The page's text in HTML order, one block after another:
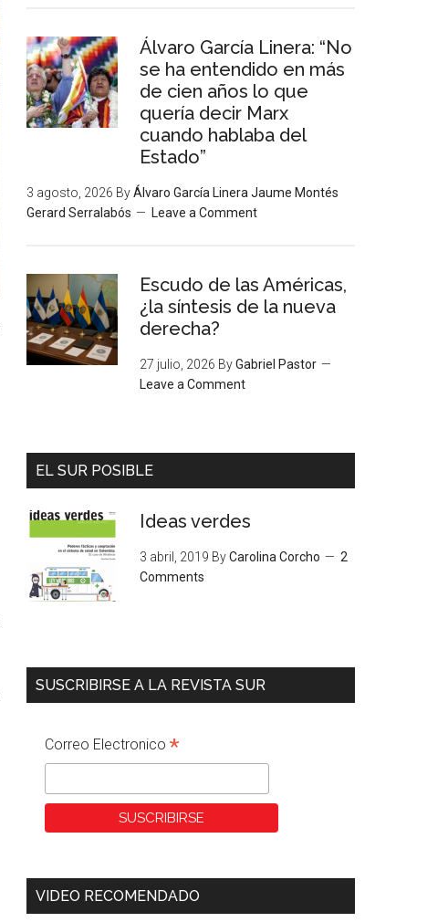
Álvaro García Linera: “No
se ha entendido en más
de cien años lo que
quería decir Marx
cuando hablaba del
Estado”
3 agosto, 2026 ByÁlvaro García Linera Jaume Montés
Gerard Serralabós
Leave a Comment
Escudo de las Américas,
¿la síntesis de la nueva
derecha?
27 julio, 2026 ByGabriel Pastor
Leave a Comment
EL SUR POSIBLE
Ideas verdes
3 abril, 2019 ByCarolina Corcho
2
Comments
SUSCRIBIRSE A LA REVISTA SUR
Correo Electronico *
VIDEO RECOMENDADO